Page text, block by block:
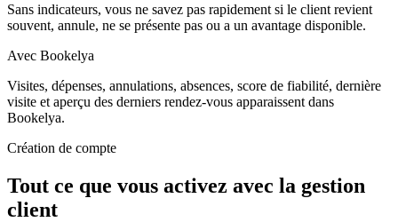
Sans indicateurs, vous ne savez pas rapidement si le client revient
souvent, annule, ne se présente pas ou a un avantage disponible.
Avec Bookelya
Visites, dépenses, annulations, absences, score de fiabilité, dernière
visite et aperçu des derniers rendez-vous apparaissent dans
Bookelya.
Création de compte
Tout ce que vous activez avec la gestion
client